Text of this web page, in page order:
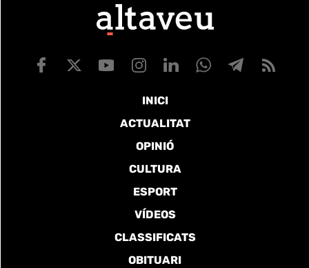
INICI
ACTUALITAT
OPINIÓ
CULTURA
ESPORT
VÍDEOS
CLASSIFICATS
OBITUARI